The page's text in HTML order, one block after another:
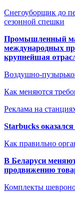
Снегоуборщик до
сезонной спешки
Промышленный
международных
крупнейшая
Воздушно-
Как меняются
Реклама на
Starbucks
Как правильно
В Беларуси
продвижению
Комплекты